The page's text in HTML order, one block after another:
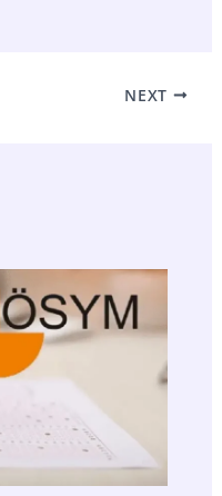
NEXT